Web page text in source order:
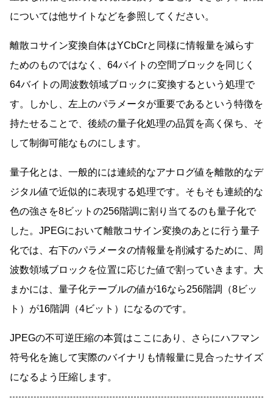
については他サイトなどを参照してください。
離散コサイン変換自体はYCbCrと同様に情報量を減らす
ためのものではなく、64バイトの空間ブロックを同じく
64バイトの周波数領域ブロックに変換するという処理で
す。しかし、左上のパラメータが重要であるという特徴を
持たせることで、後続の量子化処理の品質を高く保ち、そ
して制御可能なものにします。
量子化とは、一般的には連続的なアナログ値を離散的なデ
ジタル値で近似的に表現する処理です。そもそも連続的な
色の強さを8ビットの256階調に割り当てるのも量子化で
した。JPEGにおいて離散コサイン変換のあとに行う量子
化では、右下のパラメータの情報量を削減するために、周
波数領域ブロックを位置に応じた値で割っていきます。大
まかには、量子化テーブルの値が16なら256階調（8ビッ
ト）が16階調（4ビット）になるのです。
JPEGの不可逆圧縮の本質はここにあり、さらにハフマン
符号化を施して実際のバイナリも情報量に見合ったサイズ
になるよう圧縮します。